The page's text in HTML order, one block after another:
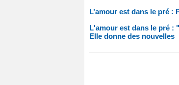
L’amour est dans le pré :
L'amour est dans le pré :
Elle donne des nouvelles